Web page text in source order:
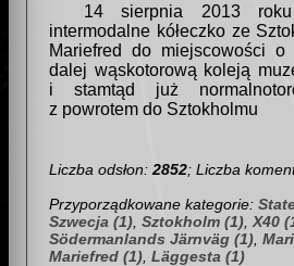
14 sierpnia 2013
intermodalne kółeczko ze
Mariefred do miejscowości
dalej wąskotorową koleją
i stamtąd już
z powrotem do Sztokholmu
Liczba odsłon: 2852; Liczba
Przyporządkowane kategorie:
Szwecja (1) Sztokholm (1) X40
Södermanlands Järnväg (1)
Mariefred (1) Läggesta (1)